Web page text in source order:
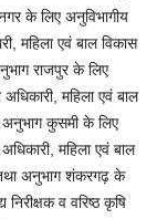
के लिए अनुविभागीय
महिला एवं बाल विकास
राजपुर के लिए
अधिकारी, महिला एवं बाल
अनुभाग कुसमी के लिए
महिला एवं बाल
तथा अनुभाग शंकरगढ़ के
व वरिष्ठ कृषि